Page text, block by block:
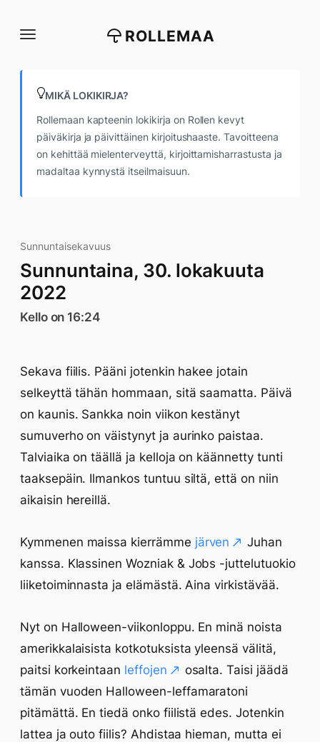
suoraan
ROLLEMAA
MIKÄ LOKIKIRJA?
Rollemaan kapteenin lokikirja on Rollen kevyt
päiväkirja ja päivittäinen kirjoitushaaste. Tavoitteena
on kehittää mielenterveyttä, kirjoittamisharrastusta ja
madaltaa kynnystä itseilmaisuun.
Sunnuntaisekavuus
Sunnuntaina, 30. lokakuuta
2022
Kello on 16:24
Sekava fiilis. Pääni jotenkin hakee jotain
selkeyttä tähän hommaan, sitä saamatta. Päivä
on kaunis. Sankka noin viikon kestänyt
sumuverho on väistynyt ja aurinko paistaa.
Talviaika on täällä ja kelloja on käännetty tunti
taaksepäin. Ilmankos tuntuu siltä, että on niin
aikaisin hereillä.
Kymmenen maissa kierrämme järven
Juhan
kanssa. Klassinen Wozniak & Jobs -juttelutuokio
liiketoiminnasta ja elämästä. Aina virkistävää.
Nyt on Halloween-viikonloppu. En minä noista
amerikkalaisista kotkotuksista yleensä välitä,
paitsi korkeintaan leffojen
osalta. Taisi jäädä
tämän vuoden Halloween-leffamaratoni
pitämättä. En tiedä onko fiilistä edes. Jotenkin
lattea ja outo fiilis? Ahdistaa hieman, mutta ei